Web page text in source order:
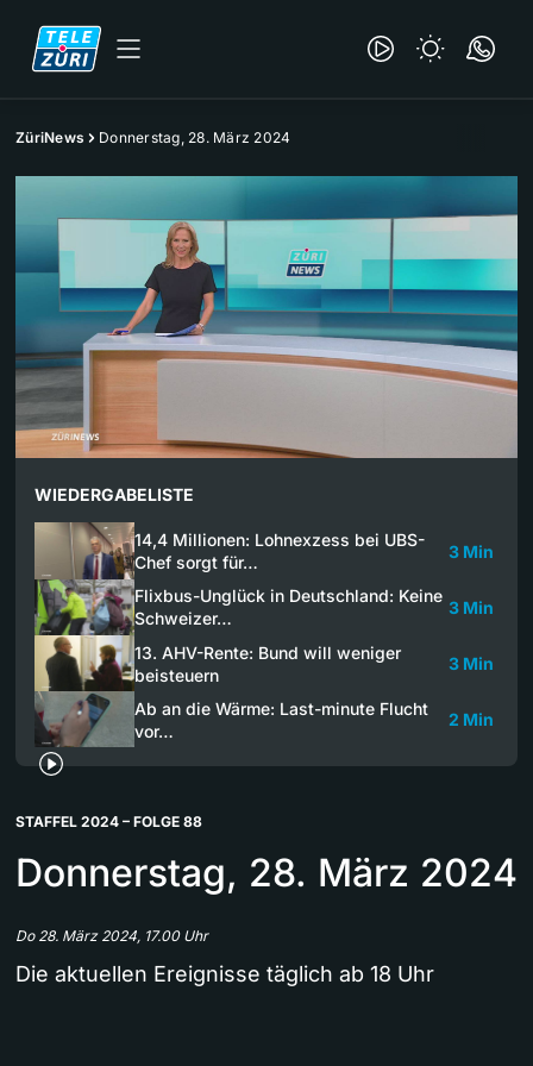
ZüriNews Donnerstag, 28. März 2024
WIEDERGABELISTE
14,4 Millionen: Lohnexzess bei UBS-
Chef sorgt für…
3 Min
Flixbus-Unglück in Deutschland: Keine
Schweizer…
3 Min
13. AHV-Rente: Bund will weniger
beisteuern
3 Min
Ab an die Wärme: Last-minute Flucht
vor…
2 Min
STAFFEL 2024 – FOLGE 88
Donnerstag, 28. März 2024
Do 28. März 2024, 17.00 Uhr
Die aktuellen Ereignisse täglich ab 18 Uhr